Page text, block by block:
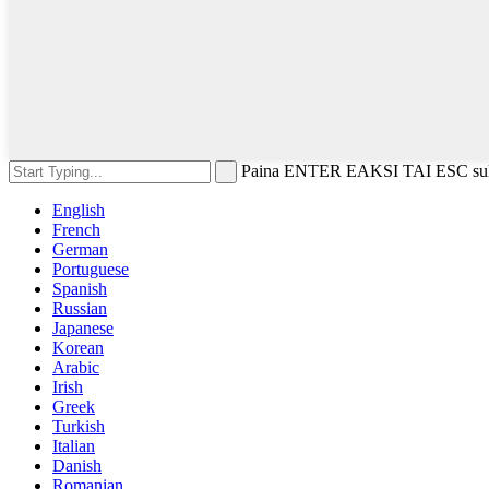
Paina ENTER EAKSI TAI ESC
English
French
German
Portuguese
Spanish
Russian
Japanese
Korean
Arabic
Irish
Greek
Turkish
Italian
Danish
Romanian